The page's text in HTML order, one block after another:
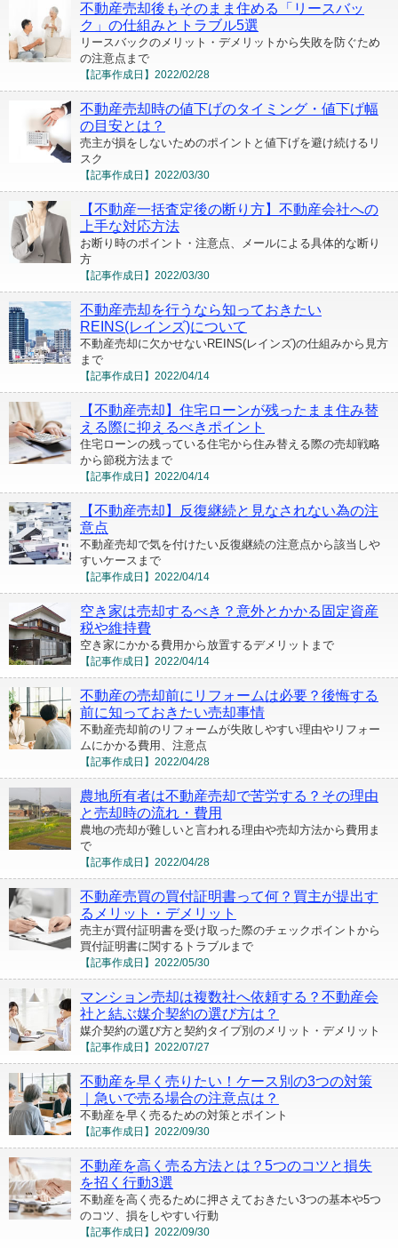
不動産売却後もそのまま住める「リースバッ
ク」の仕組みとトラブル5選
リースバックのメリット・デメリットから失敗を防ぐため
の注意点まで
【記事作成日】 2022/02/28
不動産売却時の値下げのタイミング・値下げ幅
の目安とは？
売主が損をしないためのポイントと値下げを避け続けるリ
スク
【記事作成日】 2022/03/30
【不動産一括査定後の断り方】不動産会社への
上手な対応方法
お断り時のポイント・注意点、メールによる具体的な断り
方
【記事作成日】 2022/03/30
不動産売却を行うなら知っておきたい
REINS(レインズ)について
不動産売却に欠かせないREINS(レインズ)の仕組みから見方
まで
【記事作成日】 2022/04/14
【不動産売却】住宅ローンが残ったまま住み替
える際に抑えるべきポイント
住宅ローンの残っている住宅から住み替える際の売却戦略
から節税方法まで
【記事作成日】 2022/04/14
【不動産売却】反復継続と見なされない為の注
意点
不動産売却で気を付けたい反復継続の注意点から該当しや
すいケースまで
【記事作成日】 2022/04/14
空き家は売却するべき？意外とかかる固定資産
税や維持費
空き家にかかる費用から放置するデメリットまで
【記事作成日】 2022/04/14
不動産の売却前にリフォームは必要？後悔する
前に知っておきたい売却事情
不動産売却前のリフォームが失敗しやすい理由やリフォー
ムにかかる費用、注意点
【記事作成日】 2022/04/28
農地所有者は不動産売却で苦労する？その理由
と売却時の流れ・費用
農地の売却が難しいと言われる理由や売却方法から費用ま
で
【記事作成日】 2022/04/28
不動産売買の買付証明書って何？買主が提出す
るメリット・デメリット
売主が買付証明書を受け取った際のチェックポイントから
買付証明書に関するトラブルまで
【記事作成日】 2022/05/30
マンション売却は複数社へ依頼する？不動産会
社と結ぶ媒介契約の選び方は？
媒介契約の選び方と契約タイプ別のメリット・デメリット
【記事作成日】 2022/07/27
不動産を早く売りたい！ケース別の3つの対策
｜急いで売る場合の注意点は？
不動産を早く売るための対策とポイント
【記事作成日】 2022/09/30
不動産を高く売る方法とは？5つのコツと損失
を招く行動3選
不動産を高く売るために押さえておきたい3つの基本や5つ
のコツ、損をしやすい行動
【記事作成日】 2022/09/30